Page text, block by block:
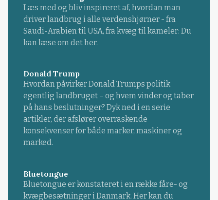
Læs med og bliv inspireret af, hvordan man
driver landbrug i alle verdenshjørner - fra
Saudi-Arabien til USA, fra kvæg til kameler: Du
kan læse om det her.
Donald Trump
Hvordan påvirker Donald Trumps politik
egentlig landbruget – og hvem vinder og taber
på hans beslutninger? Dyk ned i en serie
artikler, der afslører overraskende
konsekvenser for både marker, maskiner og
marked.
Bluetongue
Bluetongue er konstateret i en række fåre- og
kvægbesætninger i Danmark. Her kan du